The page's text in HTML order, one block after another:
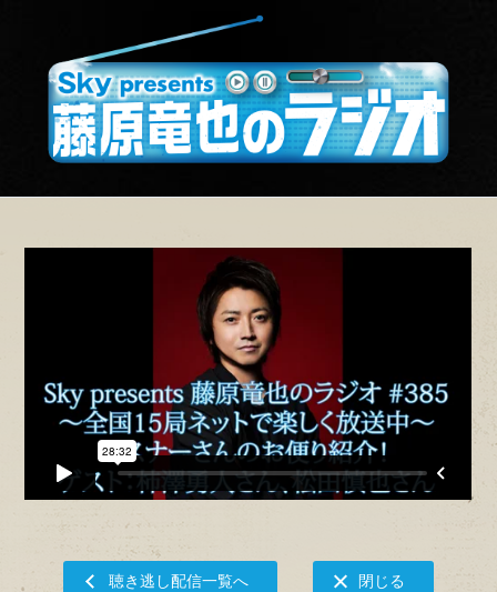
聴き逃し配信一覧へ 閉じる